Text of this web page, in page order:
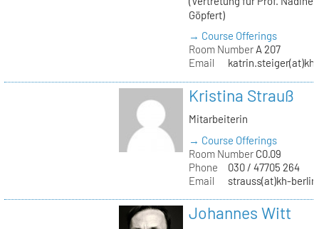
Göpfert)
→ Course Offerings
Room NumberA 207
Email
Kristina Strauß
Mitarbeiterin
→ Course Offerings
Room NumberC0.09
Phone
030 / 47705 264
Email
strauss(at)kh-
Johannes Witt